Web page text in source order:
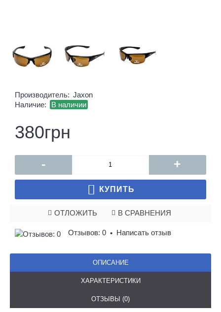
Производитель: Jaxon
Наличие:
В наличии
380грн
- +
КУПИТЬ
ОТЛОЖИТЬ В СРАВНЕНИЯ
Отзывов: 0 • Написать отзыв
ОПИСАНИЕ
ХАРАКТЕРИСТИКИ
ОТЗЫВЫ (0)